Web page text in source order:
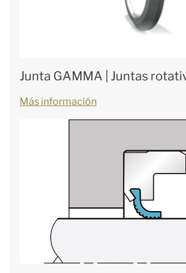
Junta GAMMA | Juntas
Más información